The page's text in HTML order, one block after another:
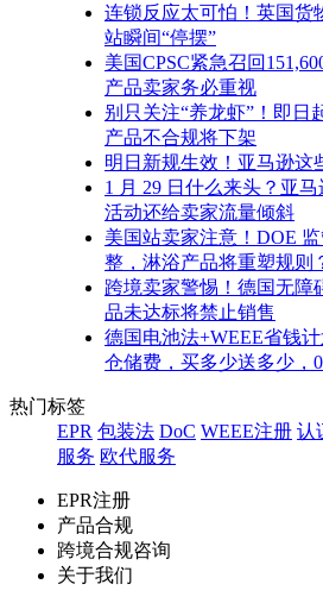
连锁反应太可怕！英国货
站瞬间“停摆”
美国CPSC紧急召回
产品卖家务必重视
别只关注“养龙虾”！即日
产品不合规将下架
明日新规生效！亚马逊这
1 月 29 日什么来头？亚
活动还给卖家流量倾斜
美国站卖家注意！DOE
整，淋浴产品将重塑规则
跨境卖家警惕！德国无障
品未达标将禁止销售
德国电池法+WEEE省钱
仓储费，买多少送多少，
热门标签
EPR 包装法 DoC WEEE注册 认
服务 欧代服务
EPR注册
产品合规
跨境合规咨询
关于我们